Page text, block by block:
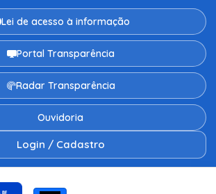
Lei de acesso à informação
Portal Transparência
Radar Transparência
Ouvidoria
Login / Cadastro